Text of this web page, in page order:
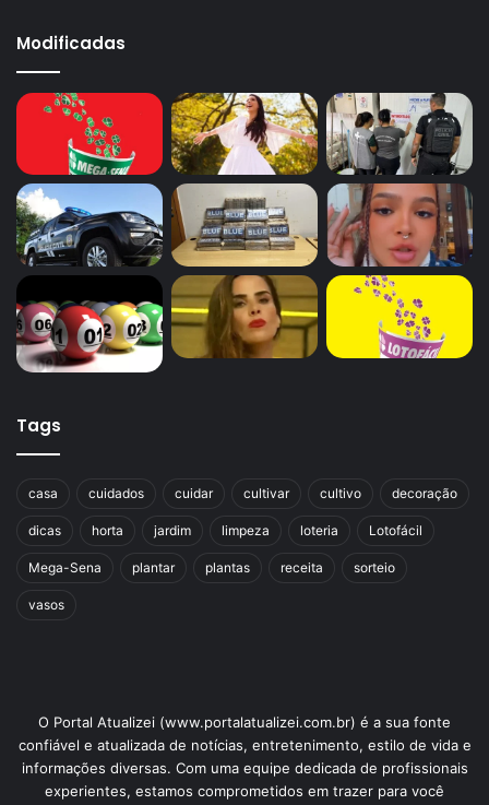
Modificadas
Tags
casa cuidados cuidar cultivar cultivo decoração
dicas horta jardim limpeza loteria Lotofácil
Mega-Sena plantar plantas receita sorteio
vasos
O Portal Atualizei (www.portalatualizei.com.br) é a sua fonte
confiável e atualizada de notícias, entretenimento, estilo de vida e
informações diversas. Com uma equipe dedicada de profissionais
experientes, estamos comprometidos em trazer para você